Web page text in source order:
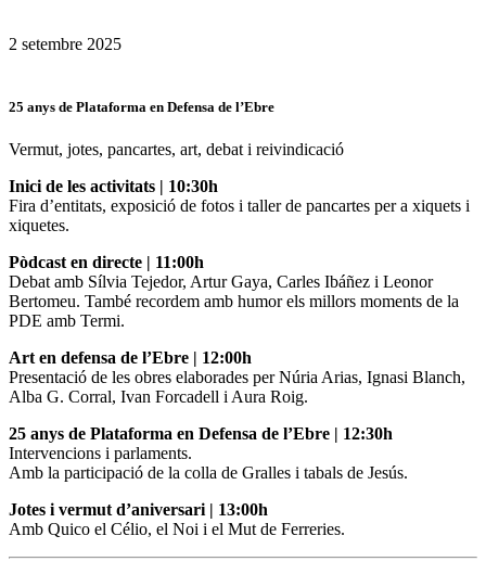
2 setembre 2025
25 anys de Plataforma en Defensa de l’Ebre
Vermut, jotes, pancartes, art, debat i reivindicació
Inici de les activitats | 10:30h
Fira d’entitats, exposició de fotos i taller de pancartes per a xiquets i
xiquetes.
Pòdcast en directe | 11:00h
Debat amb Sílvia Tejedor, Artur Gaya, Carles Ibáñez i Leonor
Bertomeu. També recordem amb humor els millors moments de la
PDE amb Termi.
Art en defensa de l’Ebre | 12:00h
Presentació de les obres elaborades per Núria Arias, Ignasi Blanch,
Alba G. Corral, Ivan Forcadell i Aura Roig.
25 anys de Plataforma en Defensa de l’Ebre | 12:30h
Intervencions i parlaments.
Amb la participació de la colla de Gralles i tabals de Jesús.
Jotes i vermut d’aniversari | 13:00h
Amb Quico el Célio, el Noi i el Mut de Ferreries.